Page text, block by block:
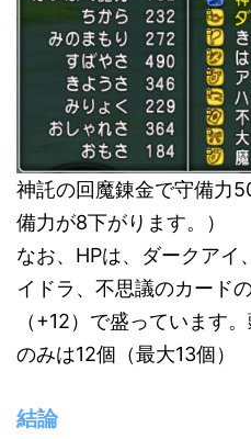
神託の回魔錬金で守備力
備力が8下がります。）
なお、HPは、ダークアイ
イドラ、不思議のカード
（+12）で盛っています
のみは12個（最大13個）
結論